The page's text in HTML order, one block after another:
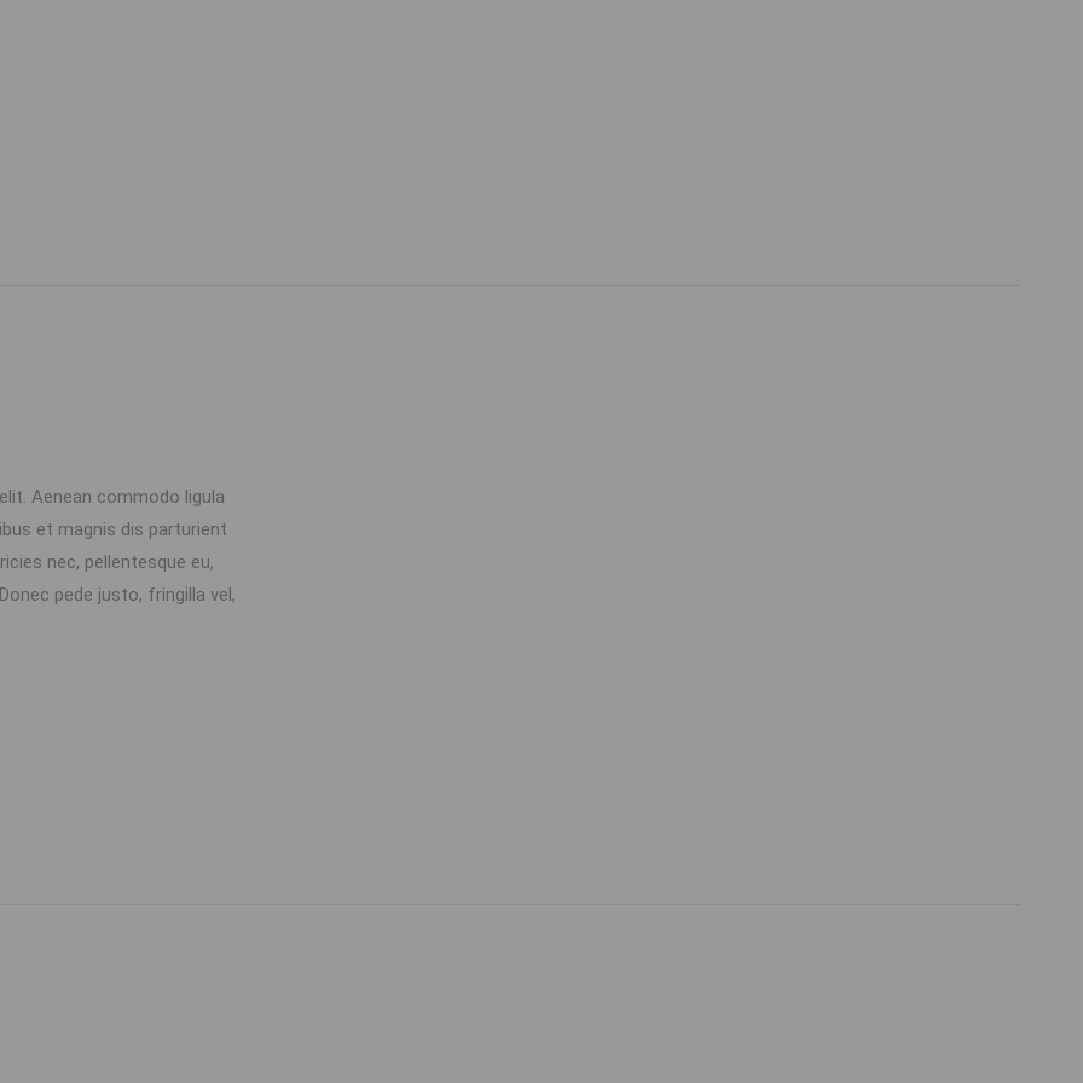
Aenean commodo ligula
et magnis dis parturient
nec, pellentesque eu,
pede justo, fringilla vel,